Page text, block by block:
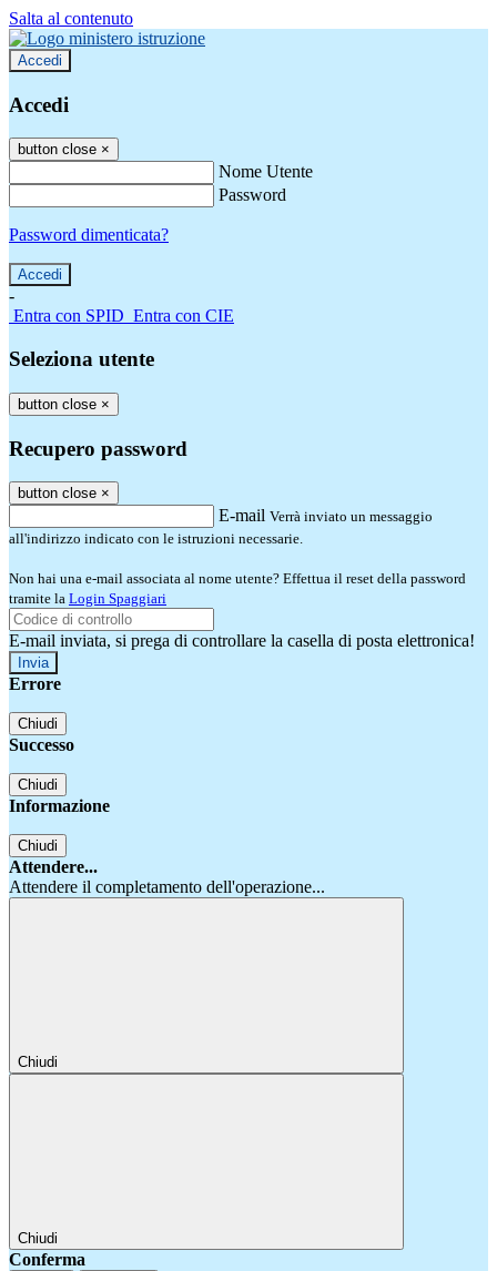
Salta al contenuto
Accedi
Accedi
button close ×
Nome Utente
Password
Password dimenticata?
-
Entra con SPID Entra con CIE
Seleziona utente
button close ×
Recupero password
button close ×
E-mail Verrà inviato un messaggio
all'indirizzo indicato con le istruzioni necessarie.
Non hai una e-mail associata al nome utente? Effettua il reset della password
tramite la Login Spaggiari
E-mail inviata, si prega di controllare la casella di posta elettronica!
Errore
Chiudi
Successo
Chiudi
Informazione
Chiudi
Attendere...
Attendere il completamento dell'operazione...
Chiudi
Chiudi
Conferma